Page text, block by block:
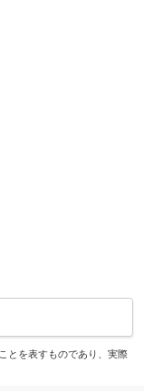
とを表すものであり、実際